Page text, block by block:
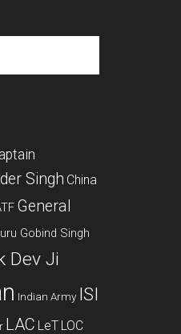
Singh China
General
Gobind Singh
Dev Ji
Indian Army ISI
LAC LeT LOC